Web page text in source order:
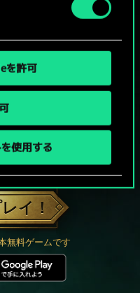
を許可
使用する
負といかない
イ！
無料ゲームです